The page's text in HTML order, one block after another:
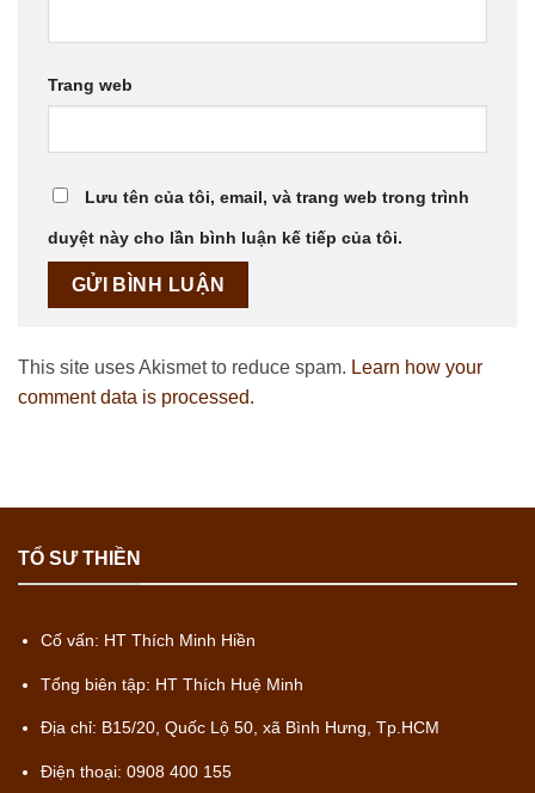
Trang web
Lưu tên của tôi, email, và trang web trong trình
duyệt này cho lần bình luận kế tiếp của tôi.
This site uses Akismet to reduce spam. Learn how your
comment data is processed.
TỔ SƯ THIỀN
Cố vấn: HT Thích Minh Hiền
Tổng biên tập: HT Thích Huệ Minh
Địa chỉ: B15/20, Quốc Lộ 50, xã Bình Hưng, Tp.HCM
Điện thoại: 0908 400 155